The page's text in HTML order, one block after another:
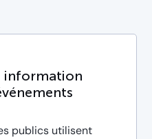
information
publics utilisent